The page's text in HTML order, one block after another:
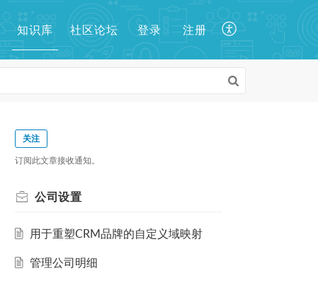
知识库 社区论坛 登录 注册
关注
订阅此文章接收通知。
公司设置
用于重塑CRM品牌的自定义域映射
管理公司明细